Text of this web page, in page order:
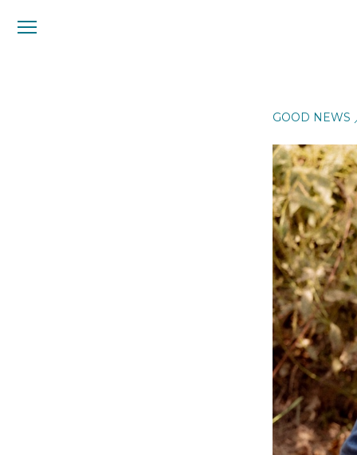
メ
GOOD NEWS